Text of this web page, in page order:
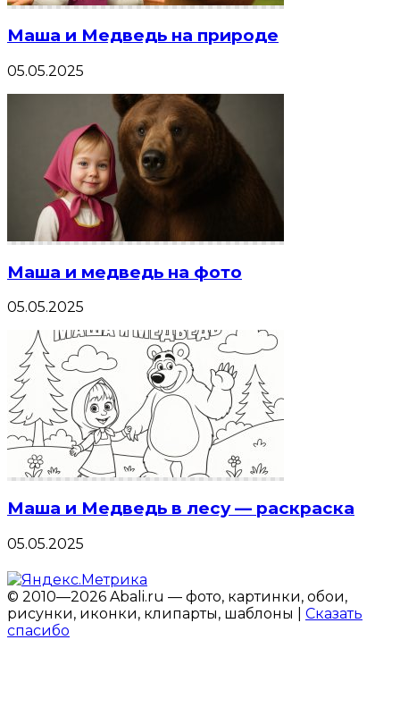
Маша и Медведь на природе
05.05.2025
Маша и медведь на фото
05.05.2025
Маша и Медведь в лесу — раскраска
05.05.2025
© 2010—2026 Abali.ru — фото, картинки, обои,
рисунки, иконки, клипарты, шаблоны | Сказать
спасибо